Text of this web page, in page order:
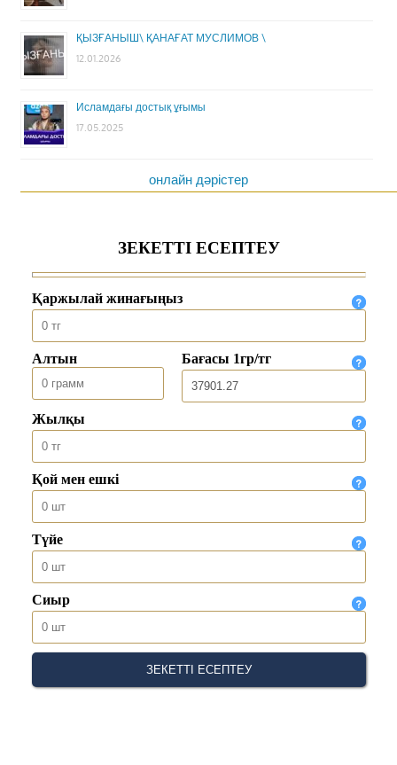
ҚЫЗҒАНЫШ\ ҚАНАҒАТ МУСЛИМОВ \
12.01.2026
Исламдағы достық ұғымы
17.05.2025
онлайн дәрістер